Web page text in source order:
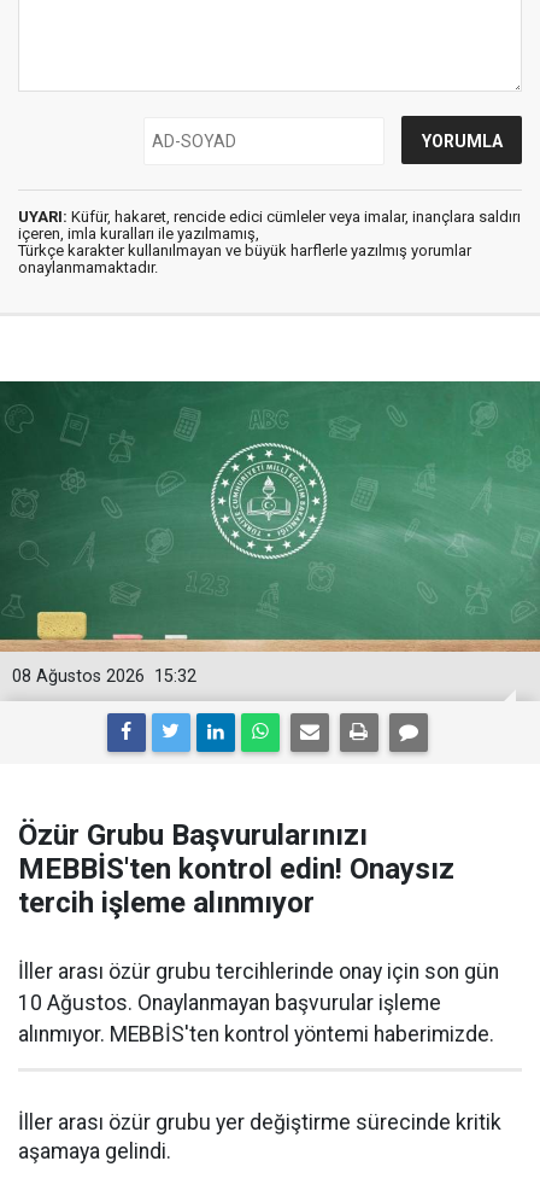
UYARI: Küfür, hakaret, rencide edici cümleler veya imalar, inançlara saldırı
içeren, imla kuralları ile yazılmamış,
Türkçe karakter kullanılmayan ve büyük harflerle yazılmış yorumlar
onaylanmamaktadır.
15:32
08 Ağustos 2026
Özür Grubu Başvurularınızı
MEBBİS'ten kontrol edin! Onaysız
tercih işleme alınmıyor
İller arası özür grubu tercihlerinde onay için son gün
10 Ağustos. Onaylanmayan başvurular işleme
alınmıyor. MEBBİS'ten kontrol yöntemi haberimizde.
İller arası özür grubu yer değiştirme sürecinde kritik
aşamaya gelindi.